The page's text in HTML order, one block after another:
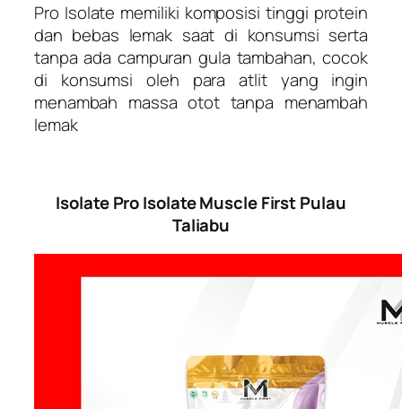
Pro Isolate memiliki komposisi tinggi protein
dan bebas lemak saat di konsumsi serta
tanpa ada campuran gula tambahan, cocok
di konsumsi oleh para atlit yang ingin
menambah massa otot tanpa menambah
lemak
Isolate Pro Isolate Muscle First Pulau
Taliabu